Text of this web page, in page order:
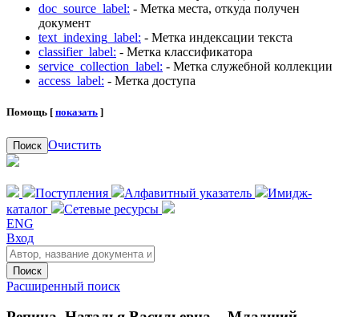
doc_source_label: - Метка места, откуда получен
документ
text_indexing_label: - Метка индексации текста
classifier_label: - Метка классификатора
service_collection_label: - Метка служебной коллекции
access_label: - Метка доступа
Помощь [ показать ]
Поиск Очистить
Поступления Алфавитный указатель
Имидж-
каталог
Сетевые ресурсы
ENG
Вход
Поиск
Расширенный поиск